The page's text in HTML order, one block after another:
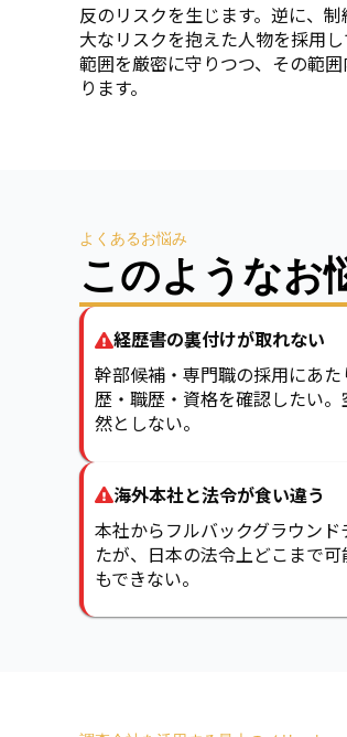
反のリスクを生じます。逆に、
大なリスクを抱えた人物を採用
範囲を厳密に守りつつ、その範
ります。
よくあるお悩み
このようなお
経歴書の裏付けが取れない
幹部候補・専門職の採用にあ
歴・職歴・資格を確認したい
然としない。
海外本社と法令が食い違う
本社からフルバックグラウン
たが、日本の法令上どこまで
もできない。